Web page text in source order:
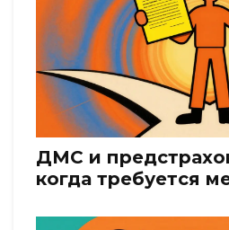
ДМС и
когда требуется